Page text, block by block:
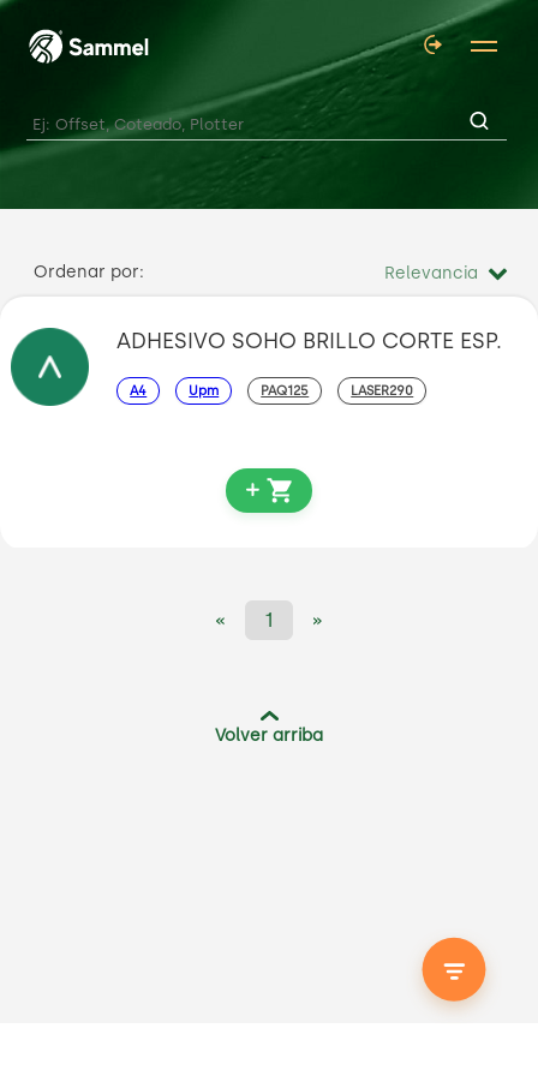
Ordenar por:
ADHESIVO SOHO BRILLO CORTE ESP.
A4 Upm PAQ125 LASER290
« 1 »
Volver arriba